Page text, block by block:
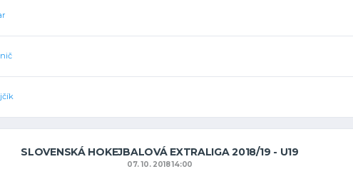
SLOVENSKÁ HOKEJBALOVÁ EXTRALIGA 2018/19 - U19
07. 10. 2018 14:00